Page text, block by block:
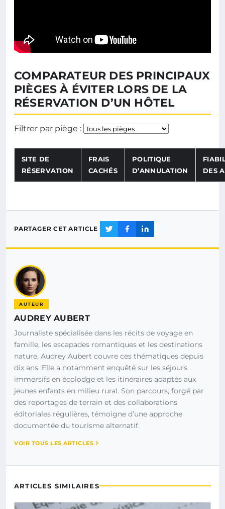
COMPARATEUR DES PRINCIPAUX
PIÈGES À ÉVITER LORS DE LA
RÉSERVATION D’UN HÔTEL
Filtrer par piège :
SITE DE
RÉSERVATION
FRAIS
CACHÉS
POLITIQUE
D’ANNULATION
DES
PARTAGER CET ARTICLE
AUTEUR
AUDREY AUBERT
Journaliste spécialisée dans les récits de voyage en
famille, les escapades romantiques et les destinations
nature, Audrey Aubert couvre ces thématiques depuis
dix ans. Elle a notamment enquêté sur les séjours
immersifs en écolodge et les itinéraires adaptés aux
jeunes enfants en milieu rural. Son parcours, forgé par
des reportages de terrain et des collaborations
éditoriales régulières, témoigne d’une approche
documentée du tourisme alternatif.
VOIR TOUS LES ARTICLES
ARTICLES SIMILAIRES